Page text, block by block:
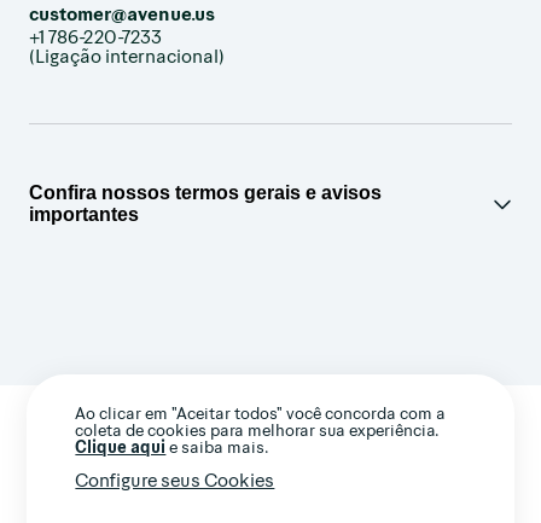
Ao clicar em "Aceitar todos" você concorda com a
coleta de cookies para melhorar sua experiência.
Clique aqui e saiba mais.
Configure seus Cookies
customer@avenue.us
+1 786-220-7233
(Ligação internacional)
Confira nossos termos gerais e avisos
importantes